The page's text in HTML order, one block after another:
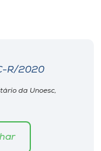
R/2020
da Unoesc,